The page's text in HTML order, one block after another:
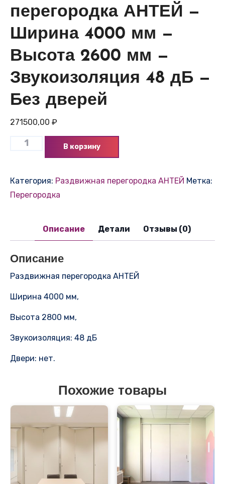
перегородка АНТЕЙ —
Ширина 4000 мм —
Высота 2600 мм —
Звукоизоляция 48 дБ —
Без дверей
271500,00 ₽
В корзину
Категория: Раздвижная перегородка АНТЕЙ Метка:
Перегородка
Описание Детали Отзывы (0)
Описание
Раздвижная перегородка АНТЕЙ
Ширина 4000 мм,
Высота 2800 мм,
Звукоизоляция: 48 дБ
Двери: нет.
Похожие товары